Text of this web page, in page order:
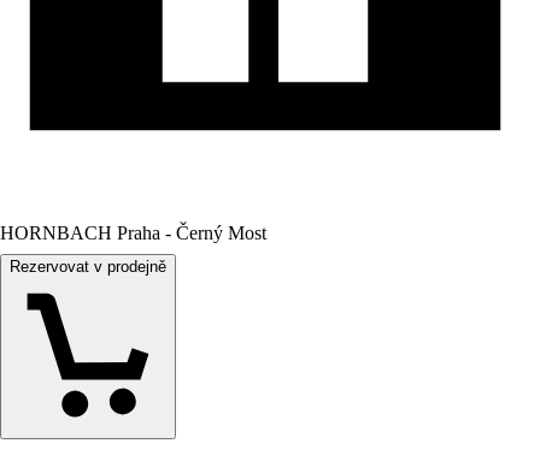
HORNBACH Praha - Černý Most
Rezervovat v prodejně